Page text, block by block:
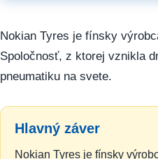
Nokian Tyres je fínsky
Spoločnosť, z ktorej vznikla
pneumatiku na svete.
Hlavný záver
Nokian Tyres je fínsky